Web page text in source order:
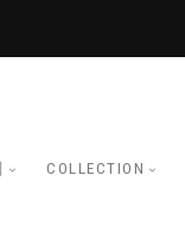
COLLECTION